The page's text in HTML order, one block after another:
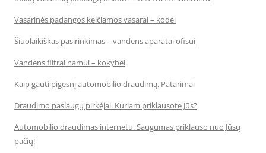
Vasarinės padangos keičiamos vasarai – kodėl
Šiuolaikiškas pasirinkimas – vandens aparatai ofisui
Vandens filtrai namui – kokybei
Kaip gauti pigesnį automobilio draudimą. Patarimai
Draudimo paslaugų pirkėjai. Kuriam priklausote Jūs?
Automobilio draudimas internetu. Saugumas priklauso nuo Jūsų
pačių!